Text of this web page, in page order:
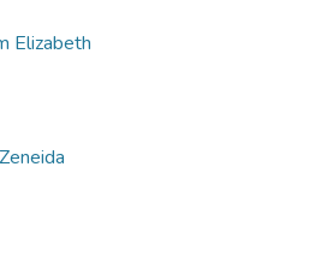
Elizabeth